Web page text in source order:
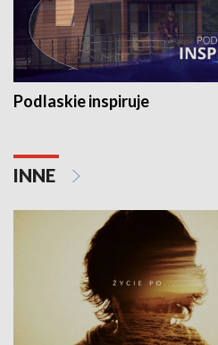
Podlaskie inspiruje
INNE